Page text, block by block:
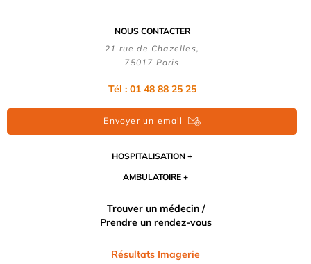
NOUS CONTACTER
21 rue de Chazelles,
75017 Paris
Tél : 01 48 88 25 25
Envoyer un email
HOSPITALISATION
AMBULATOIRE
Trouver un médecin /
Prendre un rendez-vous
Résultats Imagerie